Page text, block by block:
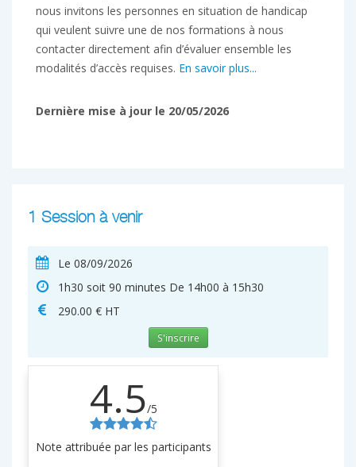
nous invitons les personnes en situation de handicap
qui veulent suivre une de nos formations à nous
contacter directement afin d’évaluer ensemble les
modalités d’accès requises. En savoir plus...
Dernière mise à jour le 20/05/2026
1 Session à venir
Le 08/09/2026
1h30 soit 90 minutes De 14h00 à 15h30
290.00 € HT
S'inscrire
4.5/5
Note attribuée par les participants